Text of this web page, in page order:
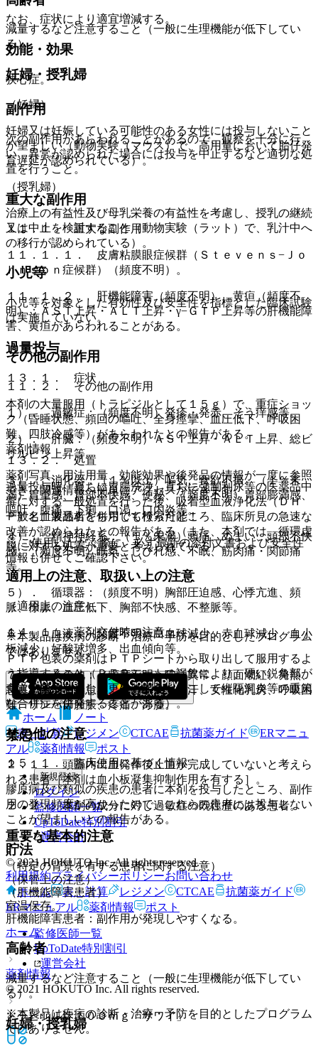
減量するなど注意すること（一般に生理機能が低下してい
る）。
妊婦・授乳婦
（妊婦）
妊婦又は妊娠している可能性のある女性には投与しないこと
が望ましい（動物実験（マウス）で、高用量において胎仔発
育遅延が認められている）。
（授乳婦）
治療上の有益性及び母乳栄養の有益性を考慮し、授乳の継続
又は中止を検討すること（動物実験（ラット）で、乳汁中へ
の移行が認められている）。
小児等
小児等を対象とした有効性及び安全性を指標とした臨床試験
は実施していない。
過量投与
１３．１． 症状
本剤の大量服用（トラピジルとして１５ｇ）で、重症ショッ
ク（昏睡状態、頻回の嘔吐、全身痙攣、血圧低下、呼吸困
難、四肢冷感等）があらわれたとの報告がある。
１３．２． 処置
過量投与時、直ちに胃腸洗浄、直ちに強制利尿等の医薬品中
毒に対する一般処置を行った後、吸着型血液浄化法（ＤＨ
Ｐ）と血液透析を併用して行ったところ、臨床所見の急速な
改善が認められたとの報告がある（また、本剤では、循環虚
脱に対する処置が重要と考えられている）。
適用上の注意、取扱い上の注意
（適用上の注意）
１４．１． 薬剤交付時の注意
ＰＴＰ包装の薬剤はＰＴＰシートから取り出して服用するよ
う指導すること（ＰＴＰシートの誤飲により、硬い鋭角部が
食道粘膜へ刺入し、更には穿孔をおこして縦隔洞炎等の重篤
な合併症を併発することがある）。
その他の注意
１５．１． 臨床使用に基づく情報
膠原病及び類似の疾患の患者に本剤を投与したところ、副作
用の発現頻度が高かったので、これらの患者には投与しない
ことが望ましいとの報告がある。
貯法
（保管上の注意）
室温保存。
ホーム
薬剤情報
トラピジル錠１００ｍｇ「サワイ」
なお、症状により適宜増減する。
効能・効果
狭心症。
副作用
次の副作用があらわれることがあるので、観察を十分に行
い、異常が認められた場合には投与を中止するなど適切な処
置を行うこと。
重大な副作用
１１．１． 重大な副作用
１１．１．１． 皮膚粘膜眼症候群（Ｓｔｅｖｅｎｓ−Ｊｏ
ｈｎｓｏｎ症候群）（頻度不明）。
１１．１．２． 肝機能障害（頻度不明）、黄疸（頻度不
明）：ＡＳＴ上昇・ＡＬＴ上昇・γ−ＧＴＰ上昇等の肝機能障
害、黄疸があらわれることがある。
その他の副作用
１１．２． その他の副作用
１）． 過敏症：（頻度不明）発疹・発赤、そう痒感等。
２）． 肝臓：（頻度不明）ＡＳＴ上昇・ＡＬＴ上昇、総ビ
リルビン上昇等。
３）． 消化器：（１％以上）嘔気、食欲不振、（１％未
満）胃重感、胃部不快感、便秘、（頻度不明）胃部膨満感、
嘔吐、腹痛、下痢、口渇、口内炎等。
４）． 精神神経系：（１％未満）頭痛、めまい、頭部不快
感、（頻度不明）眠気、しびれ感、不眠、筋肉痛・関節痛
等。
５）． 循環器：（頻度不明）胸部圧迫感、心悸亢進、頻
脈、徐脈、血圧低下、胸部不快感、不整脈等。
６）． 血液：（頻度不明）白血球減少、赤血球減少、血小
板減少、好酸球増多、出血傾向等。
７）． その他：（頻度不明）味覚異常、顔面潮紅、発熱、
悪寒・戦慄、倦怠感、気分不良、発汗、女性化乳房、呼吸困
難、リンパ節腫脹、疼痛、浮腫。
禁忌
２．１． 頭蓋内出血発作後止血が完成していないと考えら
れる患者［本剤は血小板凝集抑制作用を有する］。
２．２． 本剤の成分に対し過敏症の既往歴のある患者。
重要な基本的注意
（特定の背景を有する患者に関する注意）
（肝機能障害患者）
肝機能障害患者：副作用が発現しやすくなる。
高齢者
減量するなど注意すること（一般に生理機能が低下してい
る）。
妊婦・授乳婦
薬剤情報
薬剤写真、用法用量、効能効果や後発品の情報が一度に参照
でき、関連情報へ簡単にアクセスができます。
一般名、製品名どちらでも検索可能！
※ ご使用いただく際に、必ず最新の添付文書および安全性
情報も併せてご確認下さい。
※本製品は疾病の診断・治療・予防を目的としたプログラム
ではありません。
ホーム
ノート
表・計算
レジメン CTCAE 抗菌薬ガイド
ERマニュ
アル
薬剤情報 ポスト
新規登録
ログイン
監修医師一覧
UpToDate特別割引
運営会社
© 2021 HOKUTO Inc. All rights reserved.
利用規約プライバシーポリシーお問い合わせ
ホーム
表・計算 レジメン CTCAE
抗菌薬ガイド
ERマニュアル
薬剤情報 ポスト
監修医師一覧
UpToDate特別割引
運営会社
© 2021 HOKUTO Inc. All rights reserved.
※本製品は疾病の診断・治療・予防を目的としたプログラム
ではありません。